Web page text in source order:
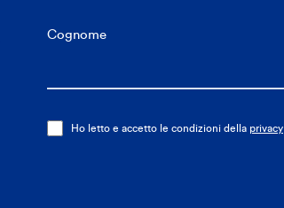
Cognome
Ho letto e accetto le condizioni della privacy